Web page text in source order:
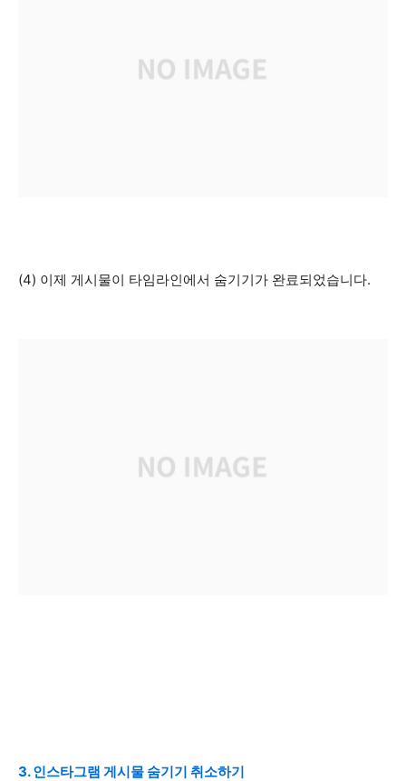
(4) 이제 게시물이 타임라인에서 숨기기가 완료되었습니다.
3. 인스타그램 게시물 숨기기 취소하기